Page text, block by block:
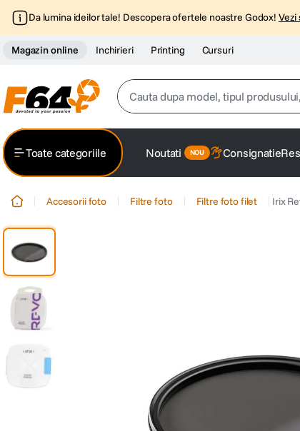
Da lumina ideilor tale! Descopera ofertele noastre Godox! Vezi
Magazin online Inchirieri Printing Cursuri
Cauta dupa model, tipul produsului,
2 trepied
card memorie
8.
Toate categoriile Noutati Consignatie
Accesorii foto Filtre foto Filtre foto filet Irix